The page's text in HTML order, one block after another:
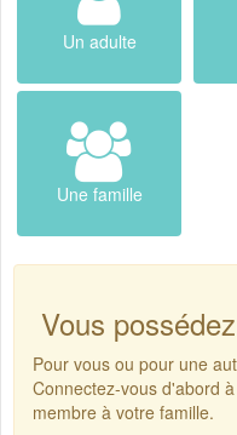
Un adulte
Une famille
Vous
Pour vous ou pour une
Connectez-vous d'abord
membre à votre famille.